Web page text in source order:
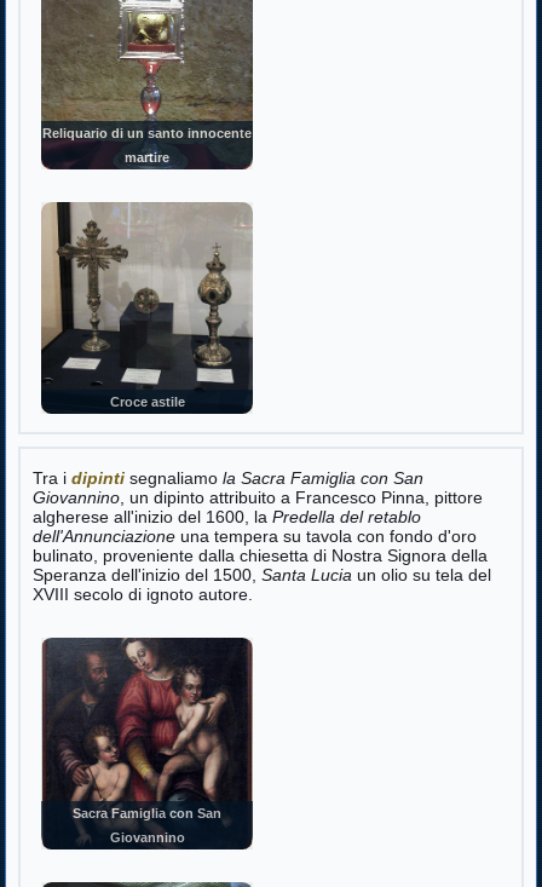
Reliquario di un santo innocente
martire
Croce astile
Tra idipinti segnaliamola Sacra Famiglia con San
Giovannino , un dipinto attribuito a Francesco Pinna, pittore
algherese all'inizio del 1600, laPredella del retablo
dell'Annunciazione una tempera su tavola con fondo d'oro
bulinato, proveniente dalla chiesetta di Nostra Signora della
Speranza dell'inizio del 1500,Santa Lucia un olio su tela del
XVIII secolo di ignoto autore.
Sacra Famiglia con San
Giovannino